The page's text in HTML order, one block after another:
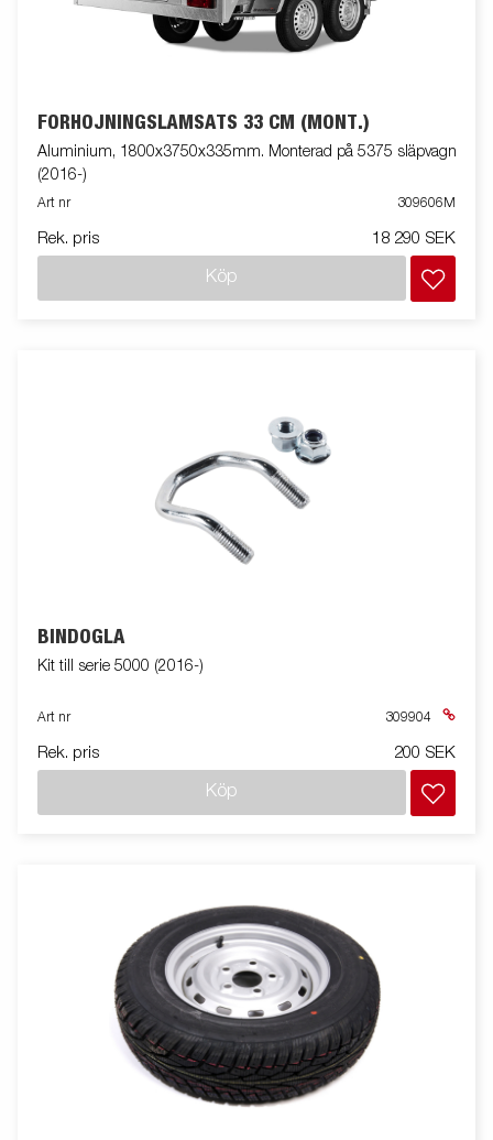
FÖRHÖJNINGSLÄMSATS 33 CM (MONT.)
Aluminium, 1800x3750x335mm. Monterad på 5375 släpvagn
(2016-)
Art nr 309606M
Rek. pris 18 290 SEK
Köp
BINDÖGLA
Kit till serie 5000 (2016-)
Art nr 309904
Rek. pris 200 SEK
Köp